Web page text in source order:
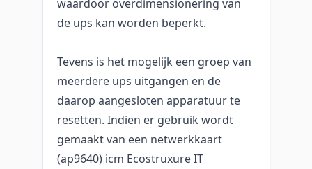
waardoor overdimensionering van
de ups kan worden beperkt.
Tevens is het mogelijk een groep van
meerdere ups uitgangen en de
daarop aangesloten apparatuur te
resetten. Indien er gebruik wordt
gemaakt van een netwerkkaart
(ap9640) icm Ecostruxure IT